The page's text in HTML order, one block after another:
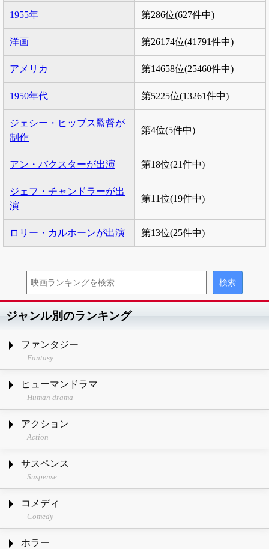
1955年 第286位(627件中)
洋画 第26174位(41791件中)
アメリカ 第14658位(25460件中)
1950年代 第5225位(13261件中)
ジェシー・ヒッブス監督が
制作
第4位(5件中)
アン・バクスターが出演 第18位(21件中)
ジェフ・チャンドラーが出
演
第11位(19件中)
ロリー・カルホーンが出演 第13位(25件中)
ジャンル別のランキング
ファンタジー
Fantasy
ヒューマンドラマ
Human drama
アクション
Action
サスペンス
Suspense
コメディ
Comedy
ホラー